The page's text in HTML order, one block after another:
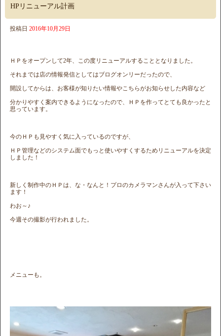
HPリニューアル計画
投稿日 2016年10月29日
ＨＰをオープンして2年、この度リニューアルすることとなりました。
それまでは店の情報発信としてはブログオンリーだったので、
開設してからは、お客様が知りたい情報やこちらがお知らせした内容など
分かりやすく案内できるようになったので、ＨＰを作ってとても良かったと
思っています。
今のＨＰも見やすく気に入っているのですが、
ＨＰ管理などのシステム面でもっと使いやすくするためリニューアルを決定
しました！
新しく制作中のＨＰは、な・なんと！プロのカメラマンさんが入って下さい
ます！
わお～♪
今週その撮影が行われました。
メニューも。